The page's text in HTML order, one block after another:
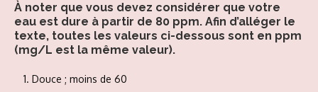
À noter que vous devez considérer que votre
eau est dure à partir de 80 ppm. Afin d’alléger le
texte, toutes les valeurs ci-dessous sont en ppm
(mg/L est la même valeur).
Douce ; moins de 60